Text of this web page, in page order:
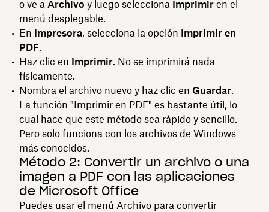
o ve a Archivo y luego selecciona Imprimir en el
menú desplegable.
En Impresora, selecciona la opción Imprimir en
PDF.
Haz clic en Imprimir. No se imprimirá nada
físicamente.
Nombra el archivo nuevo y haz clic en Guardar.
La función "Imprimir en PDF" es bastante útil, lo
cual hace que este método sea rápido y sencillo.
Pero solo funciona con los archivos de Windows
más conocidos.
Método 2: Convertir un archivo o una
imagen a PDF con las aplicaciones
de Microsoft Office
Puedes usar el menú Archivo para convertir